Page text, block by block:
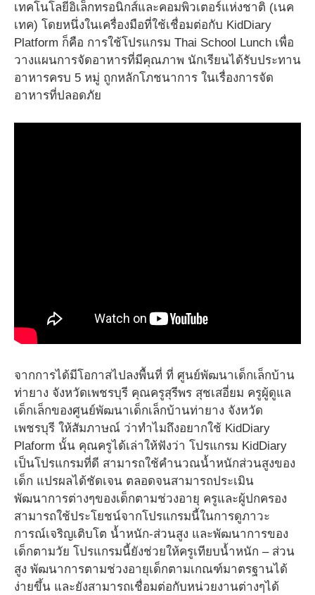
เทคโนโลยีอิเล็กทรอนิกส์และคอมพิวเตอร์แห่งชาติ (เนค
เทค) โดยหนึ่งในเครื่องมือที่ใช้เชื่อมต่อกับ KidDiary
Platform ก็คือ การใช้โปรแกรม Thai School Lunch เพื่อ
วางแผนการจัดอาหารที่มีคุณภาพ นักเรียนได้รับประทาน
อาหารครบ 5 หมู่ ถูกหลักโภชนาการ ในเรื่องการจัด
อาหารที่ปลอดภัย
จากการได้มีโอกาสไปลงพื้นที่ ที่ ศูนย์พัฒนาเด็กเล็กบ้าน
ท่ายาง จังหวัดเพชรบุรี คุณครูสุรีพร สุชเสอี่ยม ครูผู้ดูแล
เด็กเล็กของศูนย์พัฒนาเด็กเล็กบ้านท่ายาง จังหวัด
เพชรบุรี ให้สัมภาษณ์ ว่าทำไมถึงอยากใช้ KidDiary
Plaform นั้น คุณครูได้เล่าให้ฟังว่า โปรแกรม KidDiary
เป็นโปรแกรมที่ดี สามารถใช้คำนวณน้ำหนักส่วนสูงของ
เด็ก แปรผลได้ชัดเจน ตลอดจนสามารถประเมิน
พัฒนาการต่างๆของเด็กตามช่วงอายุ ครูและผู้ปกครอง
สามารถใช้ประโยชน์จากโปรแกรมนี้ในการดูภาวะ
การณ์เจริญเติบโต น้ำหนัก-ส่วนสูง และพัฒนาการของ
เด็กตามวัย โปรแกรมนี้ยังช่วยให้ครูเทียบน้ำหนัก – ส่วน
สูง พัฒนาการตามช่วงอายุเด็กตามเกณฑ์มาตรฐานได้
ง่ายขึ้น และยังสามารถเชื่อมต่อกับหน่วยงานต่างๆได้